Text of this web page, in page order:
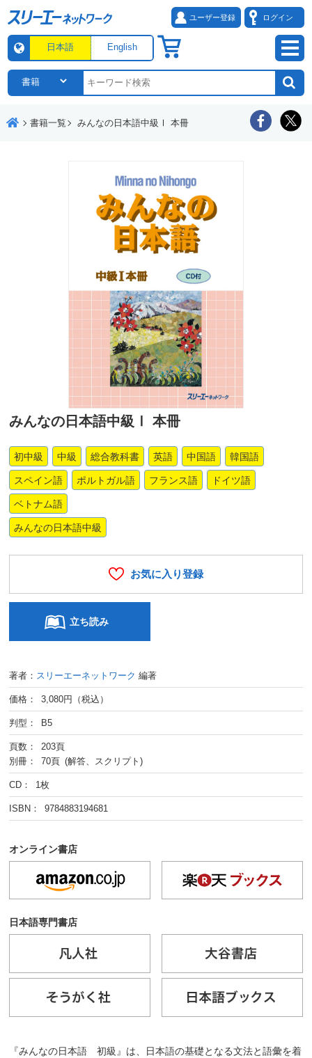
ユーザー登録 ログイン
日本語 English
書籍一覧 みんなの日本語中級Ⅰ 本冊
『みんなの日本語 初級』は、日本語の基礎となる文法と語彙を着
みんなの日本語中級Ⅰ 本冊
初中級 中級 総合教科書 英語 中国語 韓国語
スペイン語 ポルトガル語 フランス語 ドイツ語
ベトナム語
みんなの日本語中級
お気に入り登録
立ち読み
著者： スリーエーネットワーク 編著
価格： 3,080円（税込）
判型： B5
頁数： 203頁
別冊： 70頁 (解答、スクリプト)
CD： 1枚
ISBN： 9784883194681
オンライン書店
日本語専門書店